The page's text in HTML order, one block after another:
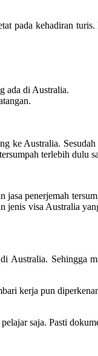
pada kehadiran
ada di Australia.
ke Australia.
terlebih dulu
penerjemah
visa Australia
Sehingga
kerja pun
saja. Pasti